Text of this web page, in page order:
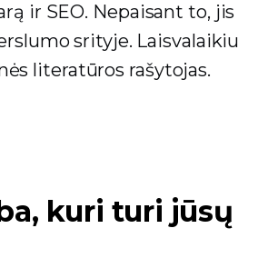
ir SEO. Nepaisant to, jis
srityje. Laisvalaikiu
literatūros rašytojas.
kuri turi jūsų